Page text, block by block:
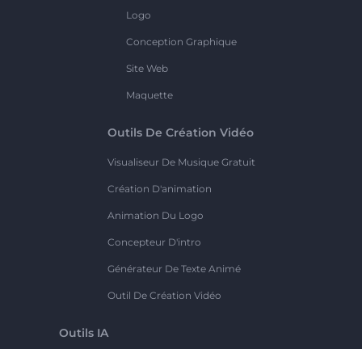
Logo
Conception Graphique
Site Web
Maquette
Outils De Création Vidéo
Visualiseur De Musique Gratuit
Création D'animation
Animation Du Logo
Concepteur D'intro
Générateur De Texte Animé
Outil De Création Vidéo
Outils IA